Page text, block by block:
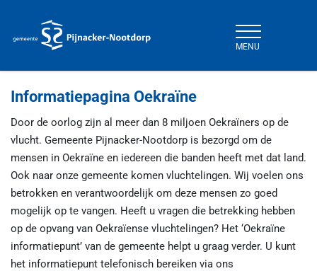
MENU
Informatiepagina Oekraïne
Door de oorlog zijn al meer dan 8 miljoen Oekraïners op de
vlucht. Gemeente Pijnacker-Nootdorp is bezorgd om de
mensen in Oekraïne en iedereen die banden heeft met dat land.
Ook naar onze gemeente komen vluchtelingen. Wij voelen ons
betrokken en verantwoordelijk om deze mensen zo goed
mogelijk op te vangen. Heeft u vragen die betrekking hebben
op de opvang van Oekraïense vluchtelingen? Het ‘Oekraïne
informatiepunt’ van de gemeente helpt u graag verder. U kunt
het informatiepunt telefonisch bereiken via ons